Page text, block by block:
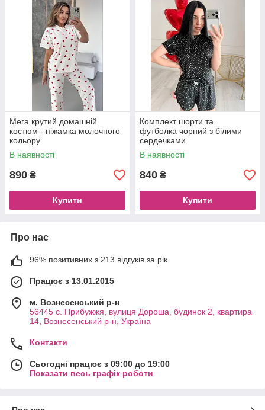
Мега крутий домашній
костюм - піжамка молочного
кольору
В наявності
890 ₴
Купити
Комплект шорти та
футболка чорний з білими
сердечками
В наявності
840 ₴
Купити
Про нас
96% позитивних з 213 відгуків за рік
Працює з 13.01.2015
м. Вознесенський р-н
56445 с. Прибужжя, вулиця Дороша, будинок 2, квартира
14, Вознесенський р-н, Україна
Контакти
Сьогодні працює з 09:00 до 19:00
Показати весь графік роботи